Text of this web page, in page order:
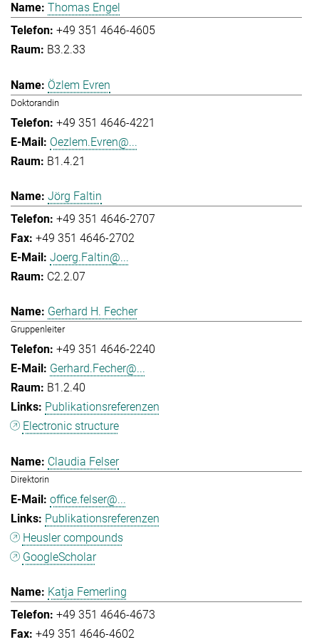
Thomas Engel
+49 351 4646-4605
B3.2.33
Özlem Evren
Doktorandin
+49 351 4646-4221
Oezlem.Evren@...
B1.4.21
Jörg Faltin
+49 351 4646-2707
+49 351 4646-2702
Joerg.Faltin@...
C2.2.07
Gerhard H. Fecher
Gruppenleiter
+49 351 4646-2240
Gerhard.Fecher@...
B1.2.40
Publikationsreferenzen
Electronic structure
Claudia Felser
Direktorin
office.felser@...
Publikationsreferenzen
Heusler compounds
GoogleScholar
Katja Femerling
+49 351 4646-4673
+49 351 4646-4602